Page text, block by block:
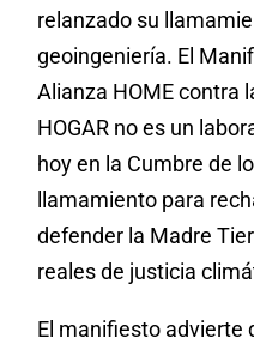
relanzado su
geoingeniería. El
Alianza HOME contra
HOGAR no es un
hoy en la Cumbre de
llamamiento para
defender la Madre
reales de justicia
El manifiesto advierte